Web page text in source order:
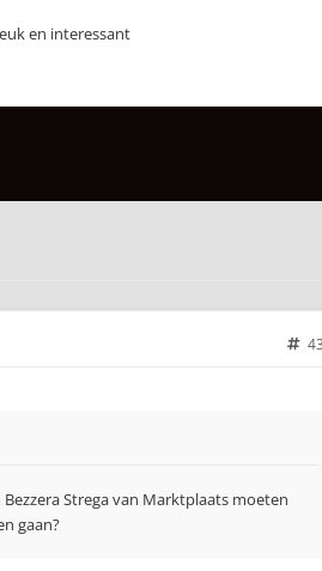
en interessant
Strega van Marktplaats moeten
gaan?